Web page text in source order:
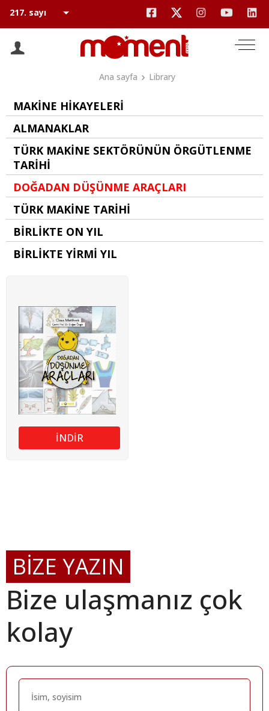
Ana sayfa Library
MAKİNE HİKAYELERİ
ALMANAKLAR
TÜRK MAKİNE SEKTÖRÜNÜN ÖRGÜTLENME
TARİHİ
DOĞADAN DÜŞÜNME ARAÇLARI
TÜRK MAKİNE TARİHİ
BİRLİKTE ON YIL
BİRLİKTE YİRMİ YIL
İNDİR
BİZE YAZIN
Bize ulaşmanız çok
kolay